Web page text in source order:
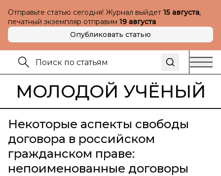
Отправьте статью сегодня! Журнал выйдет 15 августа,
печатный экземпляр отправим 19 августа
Опубликовать статью
МОЛОДОЙ УЧЁНЫЙ
Некоторые аспекты свободы
договора в российском
гражданском праве:
непоименованные договоры